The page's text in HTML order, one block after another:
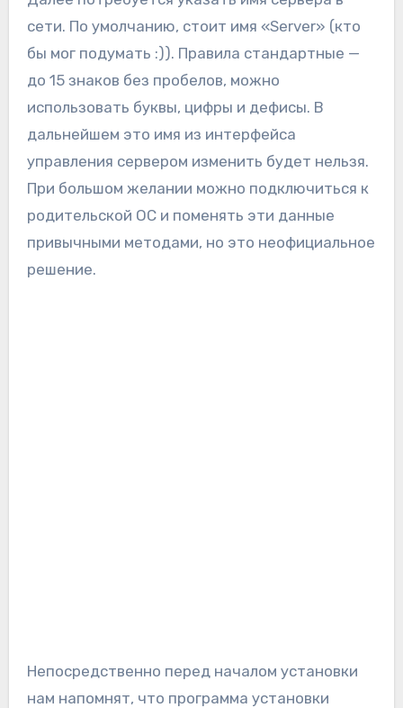
сети. По умолчанию, стоит имя «Server» (кто
бы мог подумать :)). Правила стандартные —
до 15 знаков без пробелов, можно
использовать буквы, цифры и дефисы. В
дальнейшем это имя из интерфейса
управления сервером изменить будет нельзя.
При большом желании можно подключиться к
родительской ОС и поменять эти данные
привычными методами, но это неофициальное
решение.
Непосредственно перед началом установки
нам напомнят, что программа установки